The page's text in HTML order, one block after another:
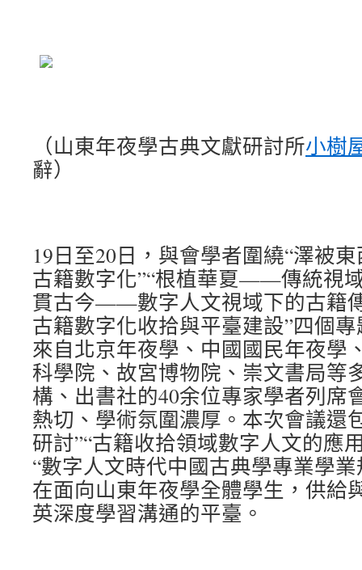
（山東年夜學古典文獻研討所小樹
辭）
19日至20日，與會學者圍繞“澤被
古籍數字化”“根植華夏——傳統視
貫古今——數字人文視域下的古籍
古籍數字化收拾與平臺建設”四個
來自北京年夜學、中國國民年夜學
科學院、故宮博物院、崇文書局等
構、出書社的40余位專家學者列席
熱切、學術氛圍濃厚。本次會議還
研討”“古籍收拾領域數字人文的應
“數字人文時代中國古典學專業學
在面向山東年夜學全體學生，供給
英深度學習溝通的平臺。